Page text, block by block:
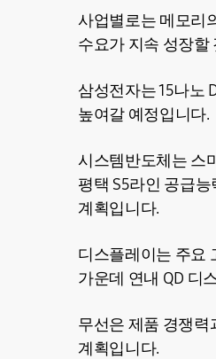
사업별로는 메모리
수요가 지속 성장할
삼성전자는 15나노
높여갈 예정입니다.
시스템반도체는 스
평택 S5라인 공급
계획입니다.
디스플레이는 주요
가운데 연내 QD 디
무선은 제품 경쟁
계획입니다.